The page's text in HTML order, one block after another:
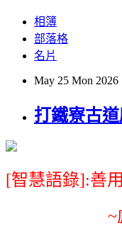
相簿
部落格
名片
May 25 Mon 2026
打鐵寮古
[智慧語錄]:善
~盧雲